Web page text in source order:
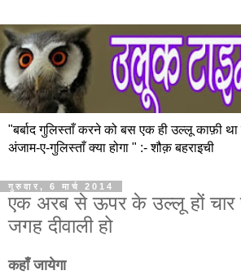
"बर्बाद गुलिस्ताँ करने को बस एक ही उल्लू काफ़ी
अंजाम-ए-गुलिस्ताँ क्या होगा " :- शौक़ बहराइची
गुरुवार, 6 मार्च 2014
एक अरब से ऊपर के उल्लू हों चार
जगह दीवाली हो
कहाँ जायेगा